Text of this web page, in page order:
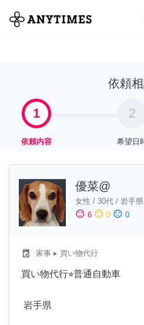
全て
依頼
1
依頼内容
2
希望日
優菜@
女性 / 30代 / 岩手県
sentiment_satisfied 6 sentiment_neutral 0 sentiment_dissatisfied 0
local_laundry_service 家事 ▸ 買い物代行
買い物代行⭐︎普通自動車
岩手県